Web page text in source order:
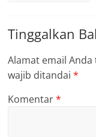
Tinggalkan
Alamat email
wajib ditandai*
Komentar*